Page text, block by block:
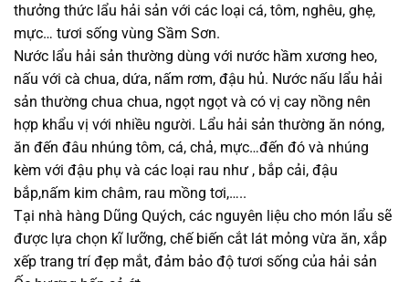
thưởng thức lẩu hải sản với các loại cá, tôm, nghêu, ghẹ,
mực… tươi sống vùng Sầm Sơn.
Nước lẩu hải sản thường dùng với nước hầm xương heo,
nấu với cà chua, dứa, nấm rơm, đậu hủ. Nước nấu lẩu hải
sản thường chua chua, ngọt ngọt và có vị cay nồng nên
hợp khẩu vị với nhiều người. Lẩu hải sản thường ăn nóng,
ăn đến đâu nhúng tôm, cá, chả, mực…đến đó và nhúng
kèm với đậu phụ và các loại rau như , bắp cải, đậu
bắp,nấm kim châm, rau mồng tơi,…..
Tại nhà hàng Dũng Quých, các nguyên liệu cho món lẩu sẽ
được lựa chọn kĩ lưỡng, chế biến cắt lát mỏng vừa ăn, xắp
xếp trang trí đẹp mắt, đảm bảo độ tươi sống của hải sản